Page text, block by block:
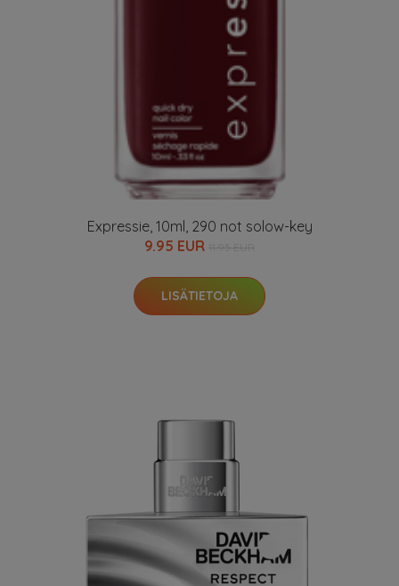
Expressie, 10ml, 290 not solow-key
9.95 EUR
LISÄTIETOJA